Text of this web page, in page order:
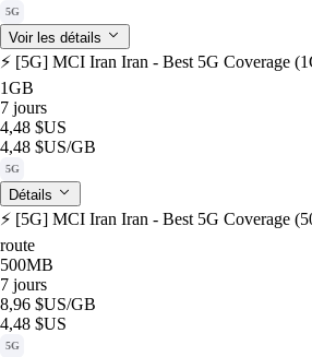
5G
Voir les détails
⚡️ [5G] MCI Iran Iran - Best 5G Coverage
1GB
7 jours
4,48 $US
4,48 $US/GB
5G
Détails
⚡️ [5G] MCI Iran Iran - Best 5G Coverage
route
500MB
7 jours
8,96 $US/GB
4,48 $US
5G